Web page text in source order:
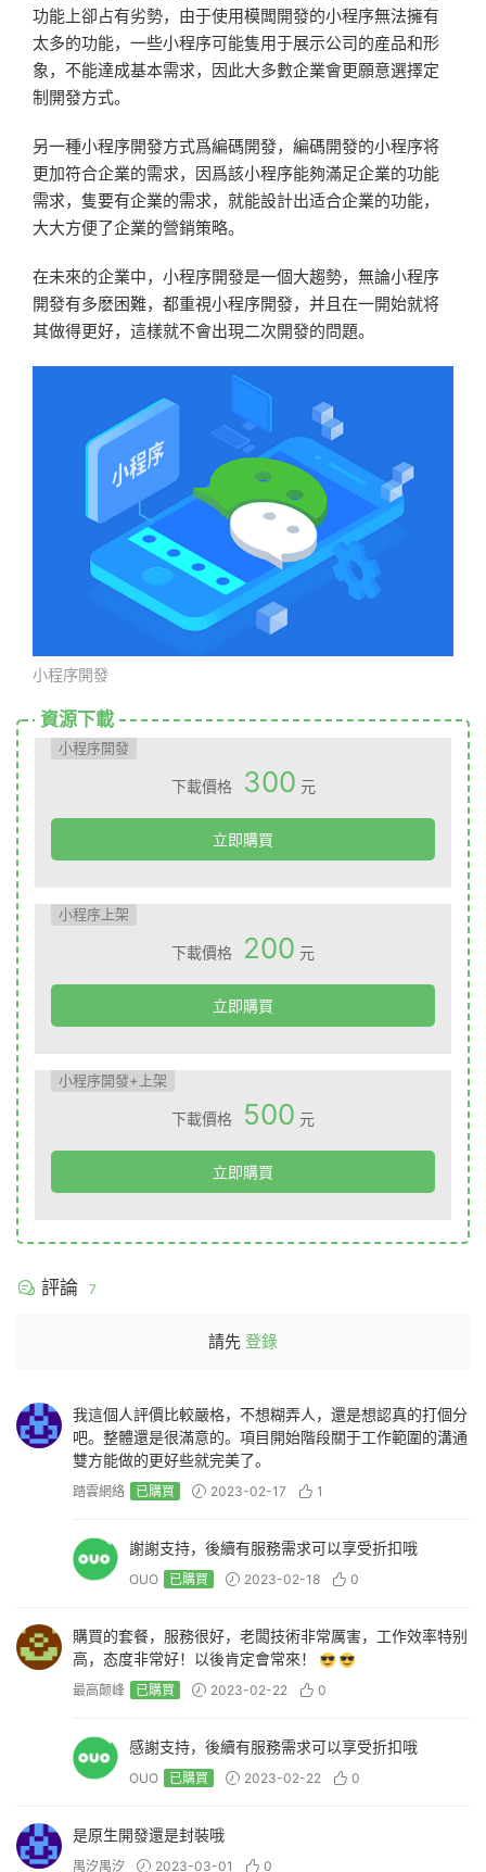
功能上卻占有劣勢，由于使用模闆開發的小程序無法擁有
太多的功能，一些小程序可能隻用于展示公司的産品和形
象，不能達成基本需求，因此大多數企業會更願意選擇定
制開發方式。
另一種小程序開發方式爲編碼開發，編碼開發的小程序将
更加符合企業的需求，因爲該小程序能夠滿足企業的功能
需求，隻要有企業的需求，就能設計出适合企業的功能，
大大方便了企業的營銷策略。
在未來的企業中，小程序開發是一個大趨勢，無論小程序
開發有多麽困難，都重視小程序開發，并且在一開始就将
其做得更好，這樣就不會出現二次開發的問題。
小程序開發
資源下載
小程序開發
下載價格 300 元
立即購買
小程序上架
下載價格 200 元
立即購買
小程序開發+上架
下載價格 500 元
立即購買
評論 7
請先 登錄
我這個人評價比較嚴格，不想糊弄人，還是想認真的打個分
吧。整體還是很滿意的。項目開始階段關于工作範圍的溝通
雙方能做的更好些就完美了。
踏雲網絡 已購買 2023-02-17 1
謝謝支持，後續有服務需求可以享受折扣哦
OUO 已購買 2023-02-18 0
購買的套餐，服務很好，老闆技術非常厲害，工作效率特别
高，态度非常好！以後肯定會常來！
最高颠峰 已購買 2023-02-22 0
感謝支持，後續有服務需求可以享受折扣哦
OUO 已購買 2023-02-22 0
是原生開發還是封裝哦
禺汐禺汐 2023-03-01 0